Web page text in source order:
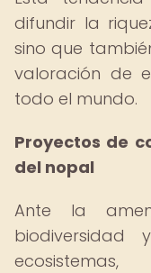
difundir la
sino que
valoración de
todo el mundo.
Proyectos de
del nopal
Ante la